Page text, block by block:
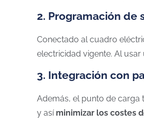
2. Programación de
Conectado al cuadro
electricidad vigente. Al
3. Integración con
Además, el punto de carga
y así minimizar los costes